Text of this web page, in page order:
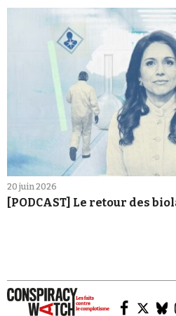
20 juin 2026
[PODCAST] Le retour des